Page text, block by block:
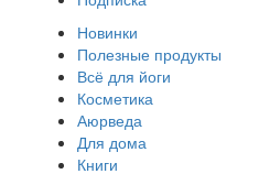
Новинки
Полезные продукты
Всё для йоги
Косметика
Аюрведа
Для дома
Книги